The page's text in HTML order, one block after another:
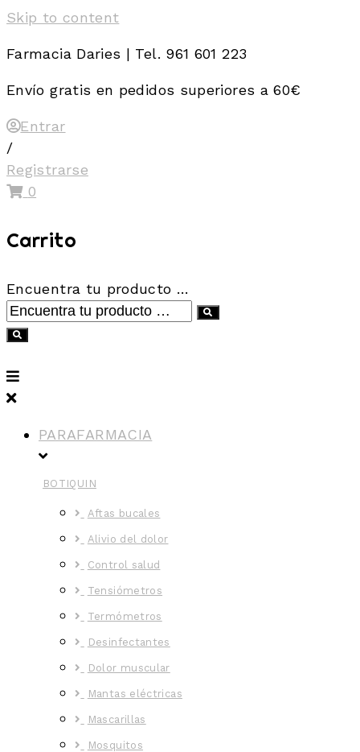
Skip to content
Farmacia Daries | Tel. 961 601 223
Envío gratis en pedidos superiores a 60€
Entrar
/
Registrarse
0
Carrito
Encuentra tu producto …
PARAFARMACIA
BOTIQUIN
Aftas bucales
Alivio del dolor
Control salud
Tensiómetros
Termómetros
Desinfectantes
Dolor muscular
Mantas eléctricas
Mascarillas
Mosquitos